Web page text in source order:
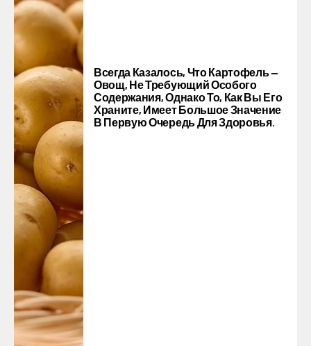
Всегда Казалось, Что Картофель —
Овощ, Не Требующий Особого
Содержания, Однако То, Как Вы Его
Храните, Имеет Большое Значение
В Первую Очередь Для Здоровья.